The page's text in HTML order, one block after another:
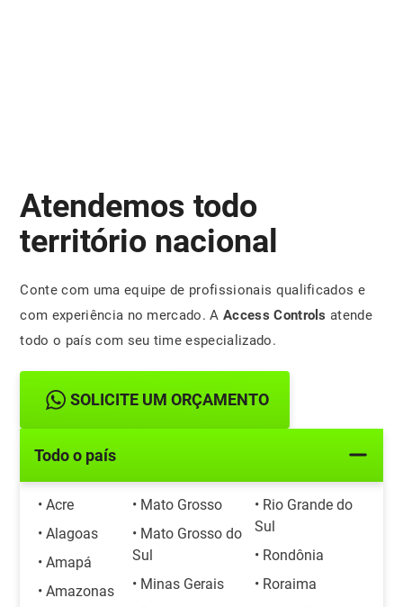
Atendemos todo
território nacional
Conte com uma equipe de profissionais qualificados e
com experiência no mercado. AAccess Controls atende
todo o país com seu time especializado.
SOLICITE UM ORÇAMENTO
Todo o país
• Acre
• Alagoas
• Amapá
• Amazonas
• Mato Grosso
• Mato Grosso do
Sul
• Minas Gerais
• Rio Grande do
Sul
• Rondônia
• Roraima